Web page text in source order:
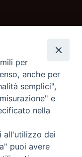
per
anche per
semplici",
e
nella
all'utilizzo dei
puoi avere